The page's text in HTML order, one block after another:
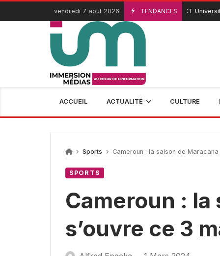
Passer
contenu
vendredi 7 août 2026 TENDANCES
3 Août 2026 ICT University :
ACCUEIL ACTUALITÉ CULTURE
Sports Cameroun : la saison de Maracana
SPORTS
Cameroun : la
s’ouvre ce 3